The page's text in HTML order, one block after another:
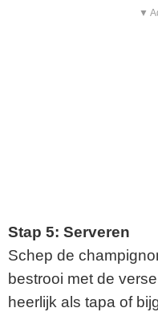
▼
Stap 5: Serveren
Schep de
bestrooi met de
heerlijk als tapa of